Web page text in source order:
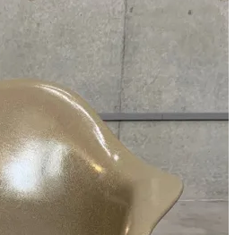
ドテーブル
ク&ビューロ
LIGHTING
リングライト
アライト
ブルライト&タスクライト
SOFAS
DINING WORKSPACE